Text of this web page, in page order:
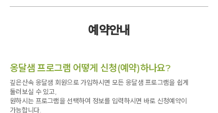
예약안내
옹달샘 프로그램 어떻게 신청(예약)하나요?
깊은산속 옹달샘 회원으로 가입하시면 모든 옹달샘 프로그램을 쉽게
둘러보실 수 있고,
원하시는 프로그램을 선택하여 정보를 입력하시면 바로 신청예약이
가능합니다.